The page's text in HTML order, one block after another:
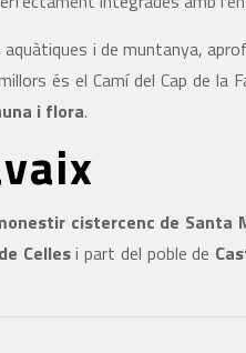
i de muntanya,
és el Camí del Cap de la
i flora.
cistercenc de Santa
Cellesi part del poble de